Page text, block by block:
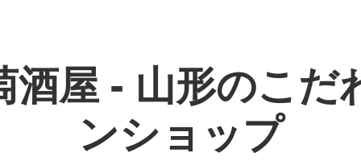
酒屋 - 山形のこだ
ンショップ